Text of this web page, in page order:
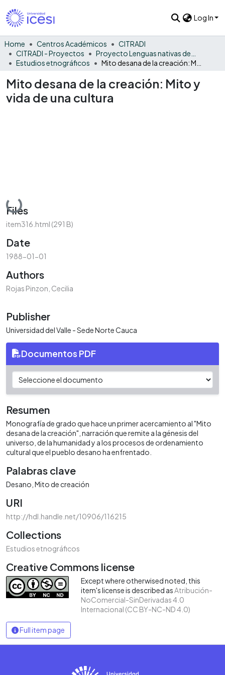
Log In
Home Centros Académicos
CITRADI
CITRADI - Proyectos
Estudios etnográficos
Mito desana de la creación: Mito y
vida de una cultura
Loading...
Files
item316.html (291 B)
Date
1988-01-01
Authors
Rojas Pinzon, Cecilia
Publisher
Universidad del Valle - Sede Norte Cauca
Documentos PDF
Resumen
Monografía de grado que hace un primer acercamiento al "Mito
desana de la creación", narración que remite a la génesis del
universo, de la humanidad y a los procesos de ordenamiento
cultural que el pueblo desano ha enfrentado.
Palabras clave
Desano Mito de creación
URI
http://hdl.handle.net/10906/116215
Collections
Estudios etnográficos
Creative Commons license
Except where otherwised noted, this
item's license is described asAtribución-
NoComercial-SinDerivadas 4.0
Internacional (CC BY-NC-ND 4.0)
Full item page